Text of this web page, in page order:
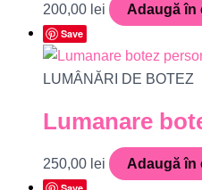
200,00 lei Adaugă în
Save
LUMÂNĂRI DE BOTEZ
Lumanare
250,00 lei Adaugă în